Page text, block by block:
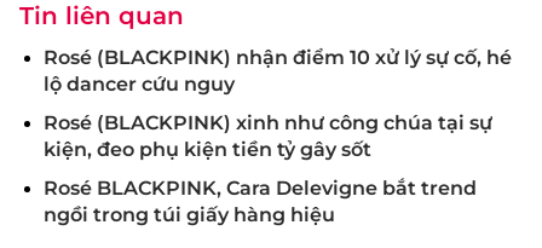
Tin liên quan
Rosé (BLACKPINK) nhận điểm 10 xử lý sự cố, hé
lộ dancer cứu nguy
Rosé (BLACKPINK) xinh như công chúa tại sự
kiện, đeo phụ kiện tiền tỷ gây sốt
Rosé BLACKPINK, Cara Delevigne bắt trend
ngồi trong túi giấy hàng hiệu